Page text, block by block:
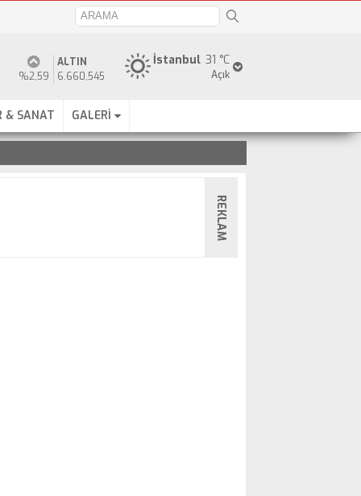
31 °C
İstanbul
Açık
%2,59
ALTIN
6.660,545
& SANAT GALERİ
REKLAM